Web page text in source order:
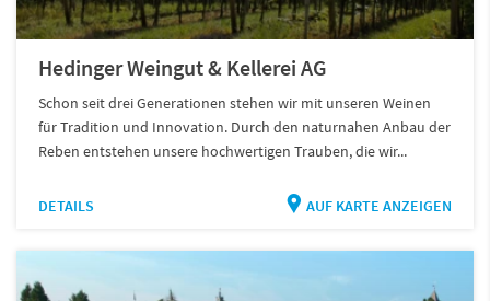
Hedinger Weingut & Kellerei AG
Schon seit drei Generationen stehen wir mit unseren Weinen
für Tradition und Innovation. Durch den naturnahen Anbau der
Reben entstehen unsere hochwertigen Trauben, die wir...
DETAILS AUF KARTE ANZEIGEN